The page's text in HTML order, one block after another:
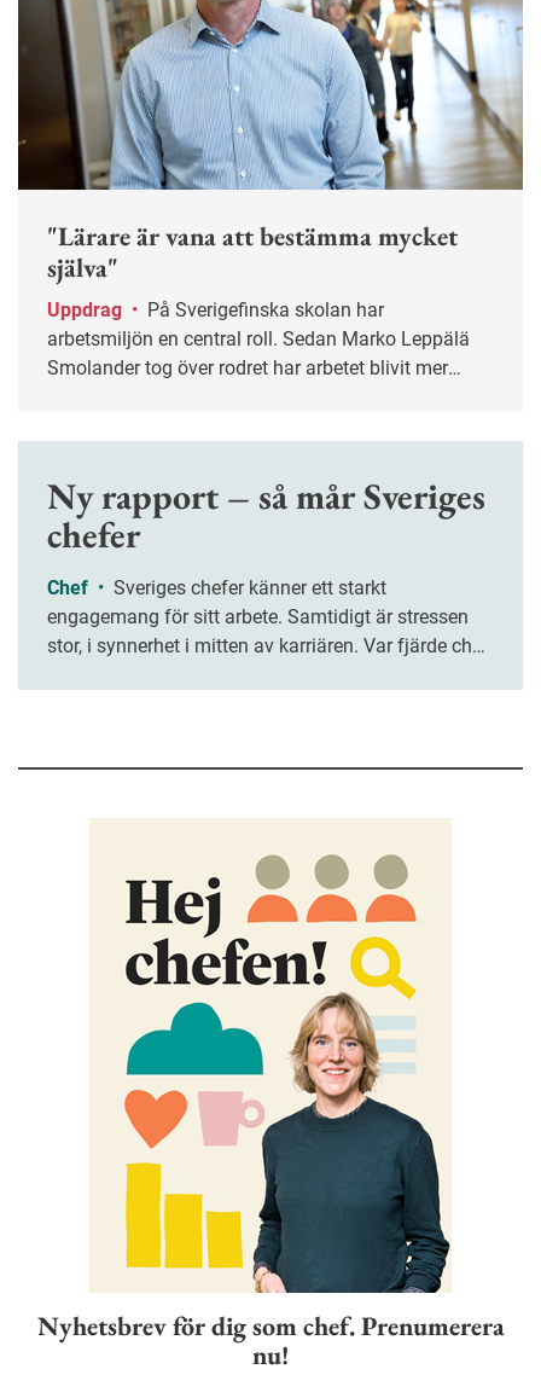
"Lärare är vana att bestämma mycket
själva"
Uppdrag •
arbetsmiljön en central roll. Sedan Marko Leppälä
Smolander tog över rodret har arbetet blivit mer
Ny rapport – så mår Sveriges
chefer
Chef •
engagemang för sitt arbete. Samtidigt är stressen
stor, i synnerhet i mitten av karriären. Var fjärde chef
Nyhetsbrev för dig som chef. Prenumerera
nu!